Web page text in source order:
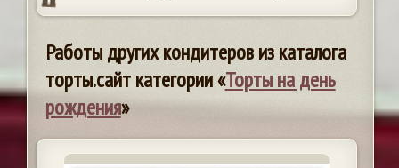
Работы других кондитеров из каталога
торты.сайт категории «Торты на день
рождения»